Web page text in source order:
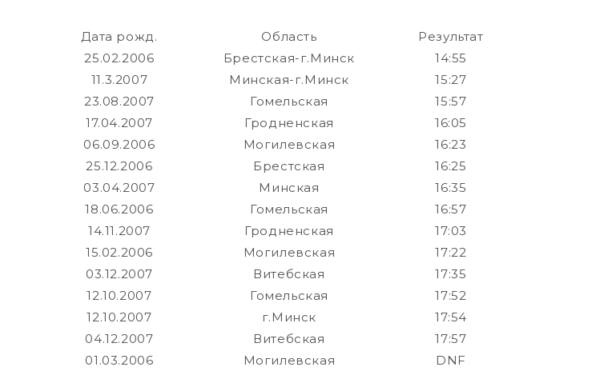
Дата рожд. Область
Результат
25.02.2006 Брестская-г.Минск
14:55
11.3.2007 Минская-г.Минск
15:27
23.08.2007 Гомельская
15:57
17.04.2007 Гродненская
16:05
06.09.2006 Могилевская
16:23
25.12.2006 Брестская
16:25
03.04.2007 Минская
16:35
18.06.2006 Гомельская
16:57
14.11.2007 Гродненская
17:03
15.02.2006 Могилевская
17:22
03.12.2007 Витебская
17:35
12.10.2007 Гомельская
17:52
12.10.2007 г.Минск
17:54
04.12.2007 Витебская
17:57
01.03.2006 Могилевская DNF